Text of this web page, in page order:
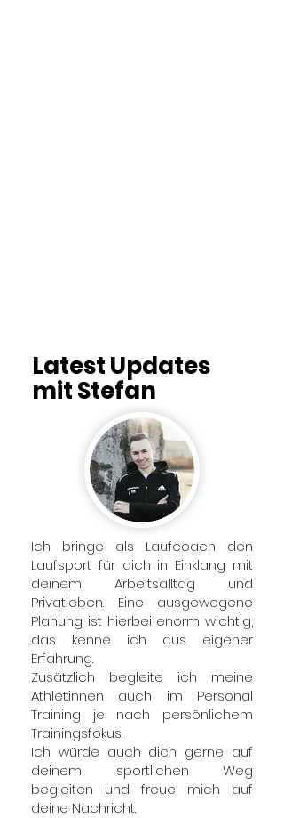
Latest Updates
mit Stefan
Ich bringe als Laufcoach den
Laufsport für dich in Einklang mit
deinem Arbeitsalltag und
Privatleben. Eine ausgewogene
Planung ist hierbei enorm wichtig,
das kenne ich aus eigener
Erfahrung.
Zusätzlich begleite ich meine
Athlet:innen auch im Personal
Training je nach persönlichem
Trainingsfokus.
Ich würde auch dich gerne auf
deinem sportlichen Weg
begleiten und freue mich auf
deine Nachricht.